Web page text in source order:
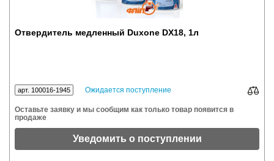
Отвердитель медленный Duxone DX18, 1л
арт. 100016-1945 Ожидается поступление
Оставьте заявку и мы сообщим как только товар появится в
продаже
Уведомить о поступлении